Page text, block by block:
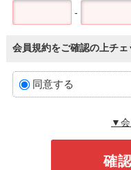
-
会員規約をご確認の上チ
同意する
▼会